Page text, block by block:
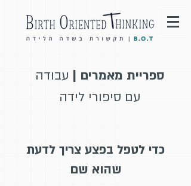
ספריית מאמרים | עבודה
עם סיפורי לידה
כדי לטפל בפצע צריך לדעת
שהוא שם